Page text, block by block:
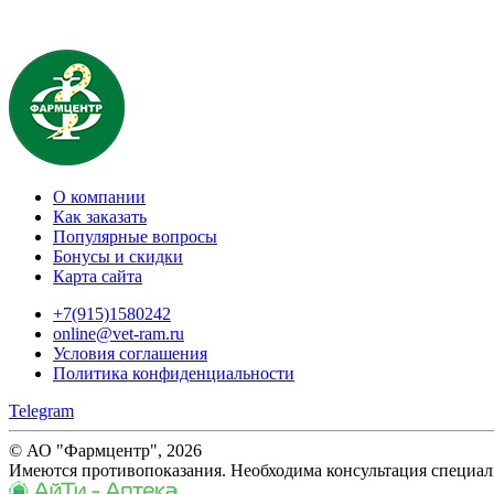
О компании
Как заказать
Популярные вопросы
Бонусы и скидки
Карта сайта
+7(915)1580242
online@vet-ram.ru
Условия соглашения
Политика конфиденциальности
Telegram
© АО "Фармцентр", 2026
Имеются противопоказания. Необходима консультация